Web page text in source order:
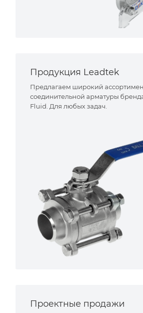
Продукция Leadtek
Предлагаем широкий
соединительной арматуры
Fluid. Для любых задач.
Проектные продажи